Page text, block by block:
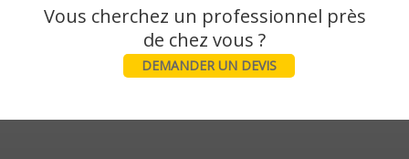
Vous cherchez un professionnel près
DEMANDER UN DEVIS